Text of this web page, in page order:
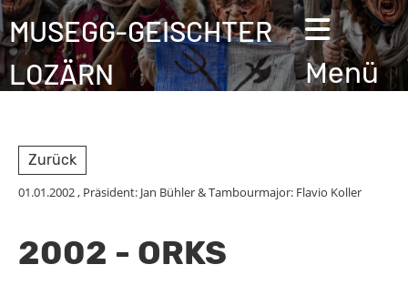
MUSEGG-GEISCHTER
LOZÄRN
Menü
Zurück
01.01.2002, Präsident: Jan Bühler & Tambourmajor: Flavio Koller
2002 - ORKS